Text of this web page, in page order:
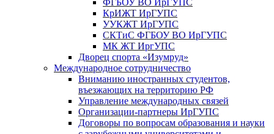
ФГБОУ ВО ИрГУПС
КрИЖТ ИрГУПС
УУКЖТ ИрГУПС
СКТиС ФГБОУ ВО ИрГУПС
МК ЖТ ИргУПС
Дворец спорта «Изумруд»
Международное сотрудничество
Вниманию иностранных студентов,
въезжающих на территорию РФ
Управление международных связей
Организации-партнеры ИрГУПС
Договоры по вопросам образования и науки